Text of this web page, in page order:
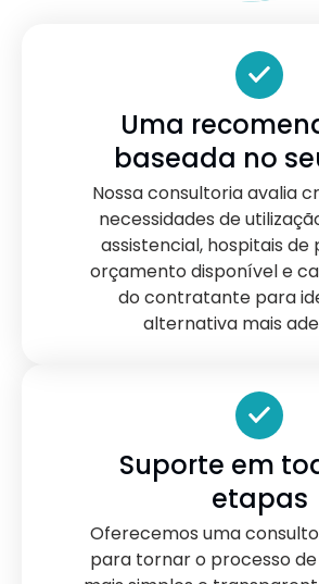
Uma
baseada no
Nossa consultoria avalia
necessidades de
assistencial, hospitais de
orçamento disponível e
do contratante para
alternativa mais
Suporte em
etapas
Oferecemos uma
para tornar o processo